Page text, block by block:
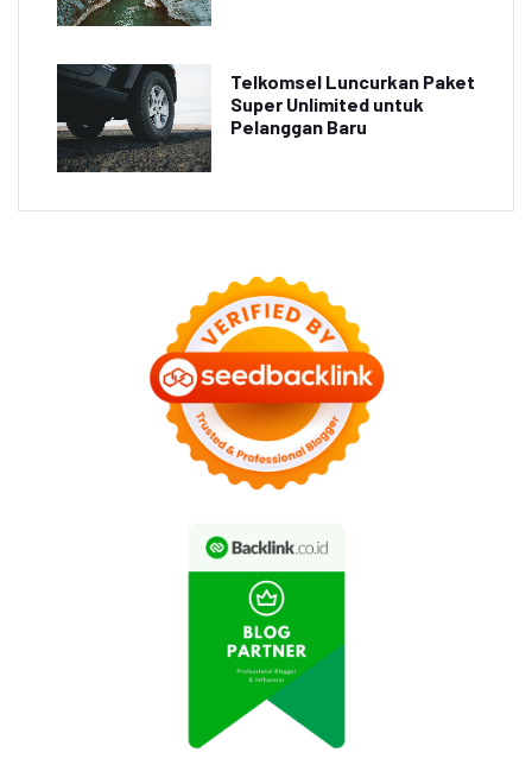
Telkomsel Luncurkan Paket
Super Unlimited untuk
Pelanggan Baru